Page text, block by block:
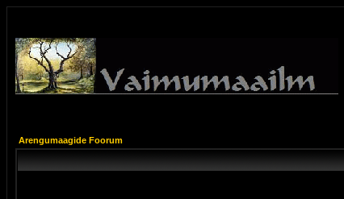
Arengumaagide Foorum